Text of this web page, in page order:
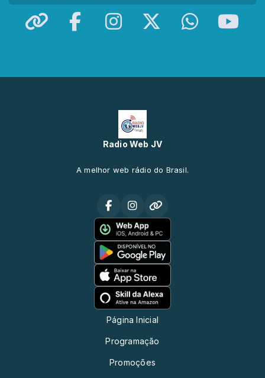
Radio Web JV
A melhor web rádio do Brasil.
Página Inicial
Programação
Promoções